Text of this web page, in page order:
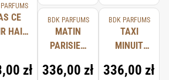
CE
HAIR
zł
BDK PARFUMS
MATIN
PARISIEN
CANDLE
336,00 zł
BDK PARFUMS
TAXI
MINUIT
CANDLE
336,00 zł